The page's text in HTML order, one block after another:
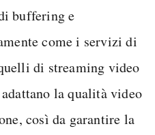
buffering e
come i servizi di
di streaming video
la qualità video
così da garantire la